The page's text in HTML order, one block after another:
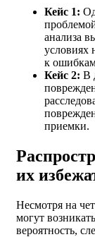
Кейс 1:
анализа
условиях
к
Кейс 2: В
приемки.
их
Несмотря на
могут
вероятность,